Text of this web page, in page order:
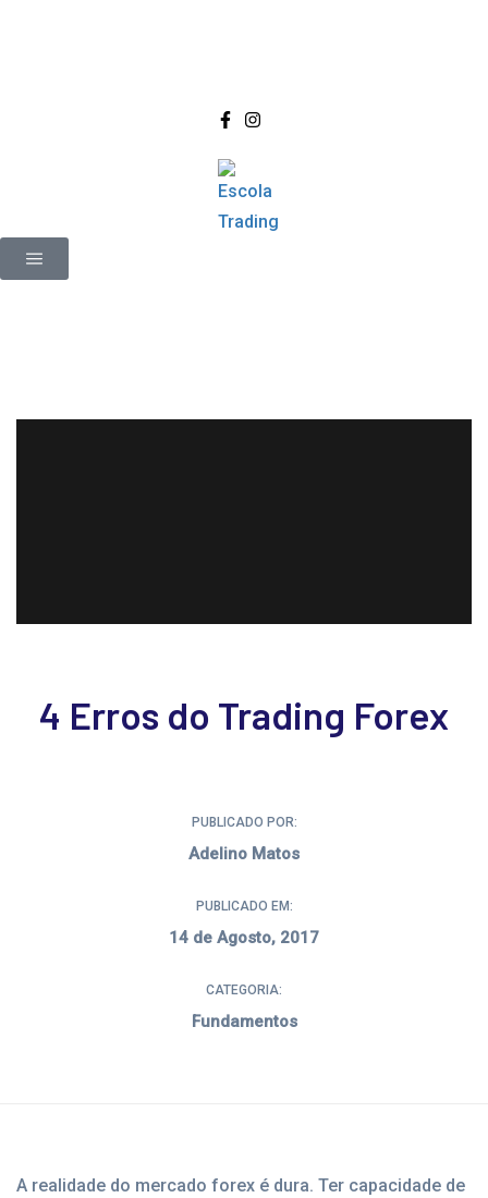
4 Erros do Trading Forex
PUBLICADO POR:
Adelino Matos
PUBLICADO EM:
14 de Agosto, 2017
CATEGORIA:
Fundamentos
A realidade do mercado forex é dura. Ter capacidade de